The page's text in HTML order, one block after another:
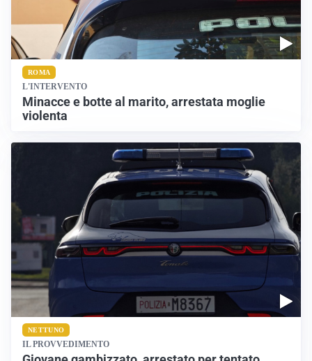
ROMA
L'INTERVENTO
Minacce e botte al marito, arrestata moglie
violenta
NETTUNO
IL PROVVEDIMENTO